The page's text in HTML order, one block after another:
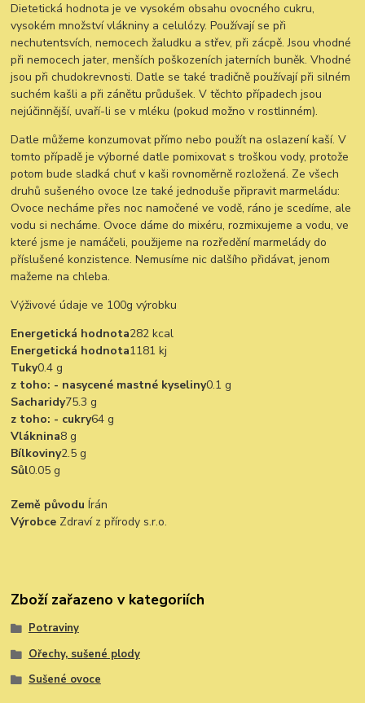
Dietetická hodnota je ve vysokém obsahu ovocného cukru,
vysokém množství vlákniny a celulózy. Používají se při
nechutentsvích, nemocech žaludku a střev, při zácpě. Jsou vhodné
při nemocech jater, menších poškozeních jaterních buněk. Vhodné
jsou při chudokrevnosti. Datle se také tradičně používají při silném
suchém kašli a při zánětu průdušek. V těchto případech jsou
nejúčinnější, uvaří-li se v mléku (pokud možno v rostlinném).
Datle můžeme konzumovat přímo nebo použít na oslazení kaší. V
tomto případě je výborné datle pomixovat s troškou vody, protože
potom bude sladká chuť v kaši rovnoměrně rozložená. Ze všech
druhů sušeného ovoce lze také jednoduše připravit marmeládu:
Ovoce necháme přes noc namočené ve vodě, ráno je scedíme, ale
vodu si necháme. Ovoce dáme do mixéru, rozmixujeme a vodu, ve
které jsme je namáčeli, použijeme na rozředění marmelády do
příslušené konzistence. Nemusíme nic dalšího přidávat, jenom
mažeme na chleba.
Výživové údaje ve 100g výrobku
Energetická hodnota282 kcal
Energetická hodnota1181 kj
Tuky0.4 g
z toho: - nasycené mastné kyseliny0.1 g
Sacharidy75.3 g
z toho: - cukry64 g
Vláknina8 g
Bílkoviny2.5 g
Sůl0.05 g
Země původuÍrán
Výrobce Zdraví z přírody s.r.o.
Zboží zařazeno v kategoriích
Potraviny
Ořechy, sušené plody
Sušené ovoce